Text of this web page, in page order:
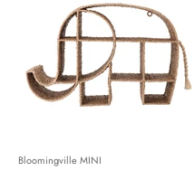
Bloomingville MINI